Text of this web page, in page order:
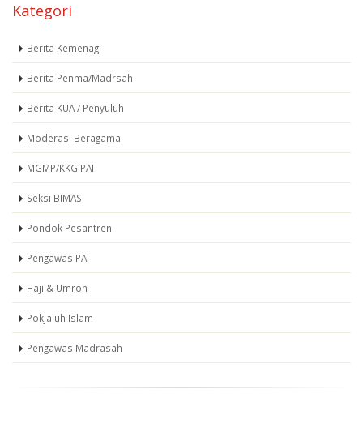
Kategori
Berita Kemenag
Berita Penma/Madrsah
Berita KUA / Penyuluh
Moderasi Beragama
MGMP/KKG PAI
Seksi BIMAS
Pondok Pesantren
Pengawas PAI
Haji & Umroh
Pokjaluh Islam
Pengawas Madrasah